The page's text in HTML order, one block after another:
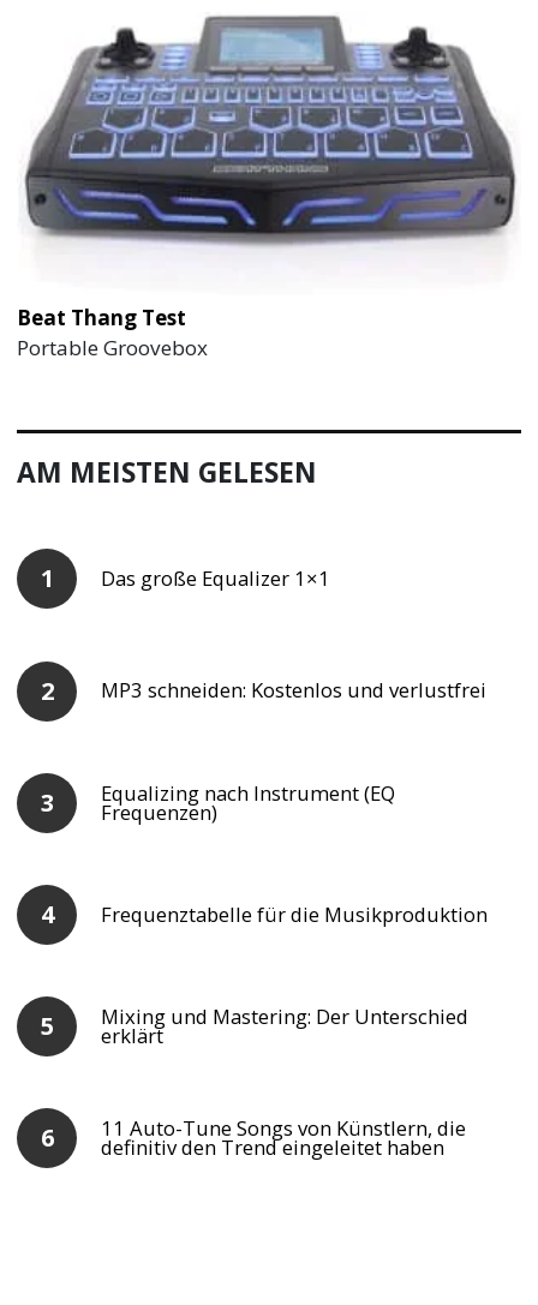
Beat Thang Test
Portable Groovebox
AM MEISTEN GELESEN
Das große Equalizer 1×1
MP3 schneiden: Kostenlos und verlustfrei
Equalizing nach Instrument (EQ
Frequenzen)
Frequenztabelle für die Musikproduktion
Mixing und Mastering: Der Unterschied
erklärt
11 Auto-Tune Songs von Künstlern, die
definitiv den Trend eingeleitet haben